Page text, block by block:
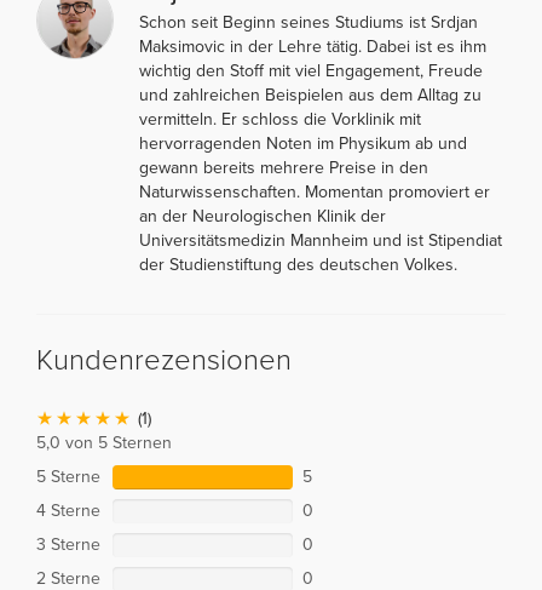
Schon seit Beginn seines Studiums ist Srdjan
Maksimovic in der Lehre tätig. Dabei ist es ihm
wichtig den Stoff mit viel Engagement, Freude
und zahlreichen Beispielen aus dem Alltag zu
vermitteln. Er schloss die Vorklinik mit
hervorragenden Noten im Physikum ab und
gewann bereits mehrere Preise in den
Naturwissenschaften. Momentan promoviert er
an der Neurologischen Klinik der
Universitätsmedizin Mannheim und ist Stipendiat
der Studienstiftung des deutschen Volkes.
Kundenrezensionen
(1)
5,0 von 5 Sternen
5 Sterne
5
4 Sterne
0
3 Sterne
0
2 Sterne
0